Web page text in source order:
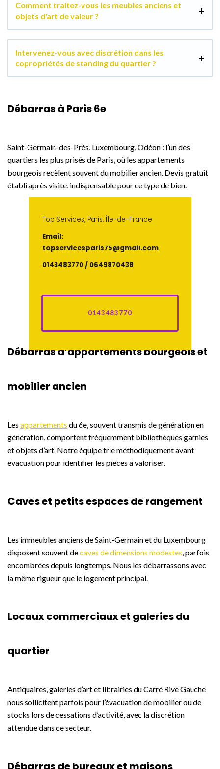
Comment traitez-vous les meubles anciens et
objets d'art de valeur ?
Intervenez-vous avec discrétion dans les
copropriétés de standing du quartier ?
Débarras à Paris 6e
Saint-Germain-des-Prés, Luxembourg, Odéon : l’un des
quartiers les plus prisés de Paris, où les appartements
bourgeois recèlent souvent du mobilier ancien. Devis gratuit
établi après visite, indispensable pour ce type de bien.
Top Services, Paris, Île-de-France
Email:
topservicesparis75@gmail.com
0143483770 / 0649870438
0143483770
Débarras d’appartements bourgeois et
mobilier ancien
Les appartements du 6e, souvent transmis de génération en
génération, comportent fréquemment bibliothèques garnies
et objets d’art. Notre équipe trie méthodiquement avant
évacuation pour identifier les pièces à valoriser.
Caves et petits espaces de rangement
Les immeubles anciens de Saint-Germain et du Luxembourg
disposent souvent decaves de dimensions modestes, parfois
encombrées depuis longtemps. Nous les débarrassons avec
la même rigueur que le logement principal.
Locaux commerciaux et galeries du
quartier
Antiquaires, galeries d’art et librairies du Carré Rive Gauche
nous sollicitent parfois pour l’évacuation de mobilier ou de
stocks lors de cessations d’activité, avec la discrétion
attendue dans ce secteur.
Débarras de bureaux et maisons